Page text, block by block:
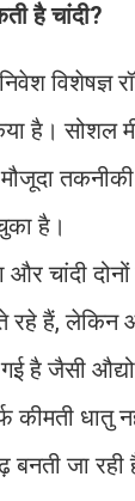
है चांदी?
विशेषज्ञ
है। सोशल
है।
चांदी
रहे हैं,
गई है जैसी
कीमती धातु
बनती जा रही